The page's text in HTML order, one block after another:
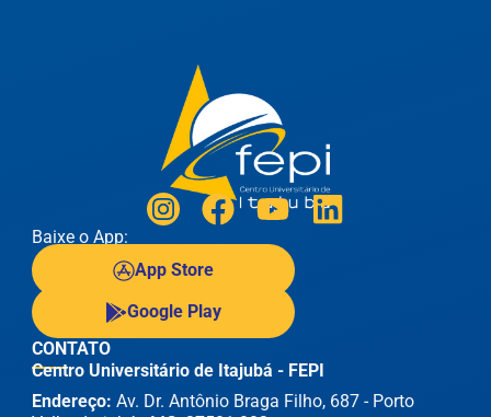
Baixe o App:
App Store
Google Play
CONTATO
Centro Universitário de Itajubá - FEPI
Endereço: Av. Dr. Antônio Braga Filho, 687 - Porto